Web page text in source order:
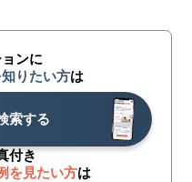
ンに
りたい方は
索する
付き
を見たい方は